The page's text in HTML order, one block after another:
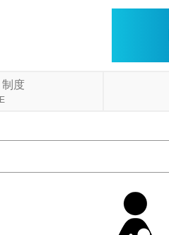
度